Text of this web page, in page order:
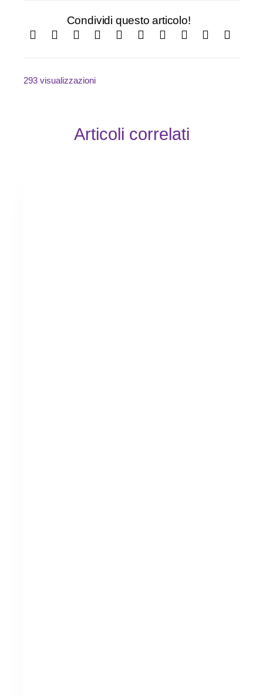
Condividi questo articolo!
293 visualizzazioni
Articoli correlati